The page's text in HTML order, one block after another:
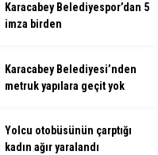
Karacabey Belediyespor’dan 5
imza birden
Karacabey Belediyesi’nden
metruk yapılara geçit yok
Yolcu otobüsünün çarptığı
kadın ağır yaralandı